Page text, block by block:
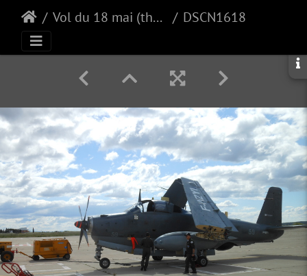
Vol du 18 mai (the first) DSCN1618